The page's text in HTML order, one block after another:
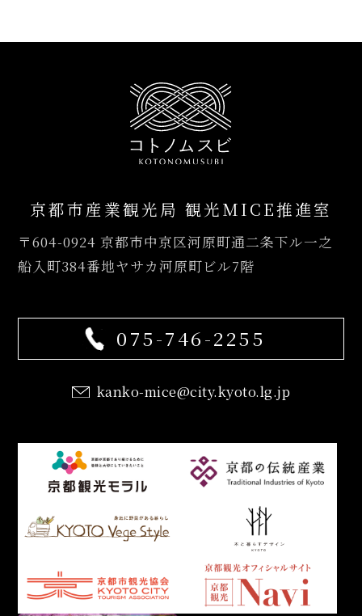
京都市産業観光局 観光MICE推進室
〒604-0924 京都市中京区河原町通二条下ル一之
船入町384番地ヤサカ河原町ビル7階
075-746-2255
kanko-mice@city.kyoto.lg.jp